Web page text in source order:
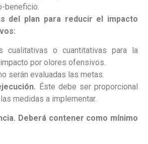
beneficio.
del plan para reducir el impacto
cualitativas o cuantitativas para la
por olores ofensivos.
serán evaluadas las metas.
Éste debe ser proporcional
medidas a implementar.
Deberá contener como mínimo